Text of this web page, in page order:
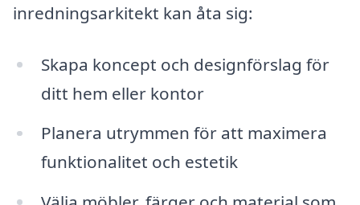
inredningsarkitekt kan åta sig:
Skapa koncept och designförslag för
ditt hem eller kontor
Planera utrymmen för att maximera
funktionalitet och estetik